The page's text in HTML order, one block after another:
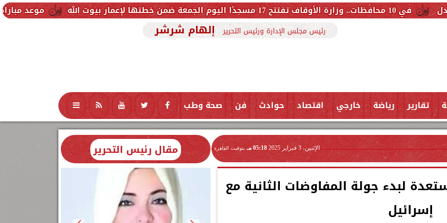
موعد مباراة مصر
رئيس مجلس الإدارة ورئيس التحرير إلهام شرشر
تقارير رياضة خارجي اقتصاد حوادث فن صحة وطب تكنولوجيا منوعات محافظات
الإثنين، 3 فبراير 2025 05:18 مـ بتوقيت القاهرة
لبدء جولة المفاوضات الثانية مع
إسرائيل
مقال رئيس التحرير